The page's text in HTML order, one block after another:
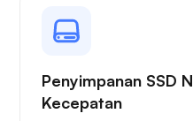
Siaran
Penyimpanan SSD
Kecepatan